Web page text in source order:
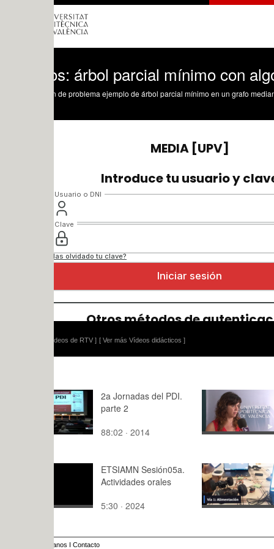
árbol parcial mínimo con algoritmo
[ Ver más Vídeos didácticos ]
2a Jornadas del PDI.
parte 2
88:02 · 2014
2:,0 · 2024
ETSIAMN Sesión05a.
Actividades orales
5:30 · 2024
Gr06.
Android
2:14 · 2021